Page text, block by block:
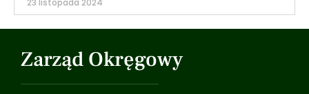
23 listopada 2024
Zarząd Okręgowy